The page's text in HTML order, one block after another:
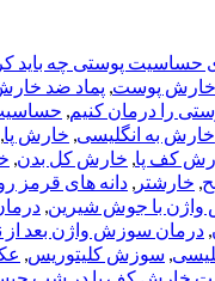
حساسیت پوستی چه باید
خارش پوست پماد ضد
را درمان کنیم
خارش به انگلیسی خارش پا
کف پا خارش کل بدن
خارشتر دانه های قرمز
واژن با جوش شیرین
درمان سوزش واژن بعد از
سوزش كليتوريس